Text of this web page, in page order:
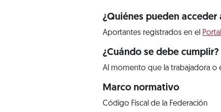
¿Quiénes pueden acceder
Aportantes registrados en el
¿Cuándo se debe cumplir?
Al momento que la trabajadora o
Marco normativo
Código Fiscal de la Federación